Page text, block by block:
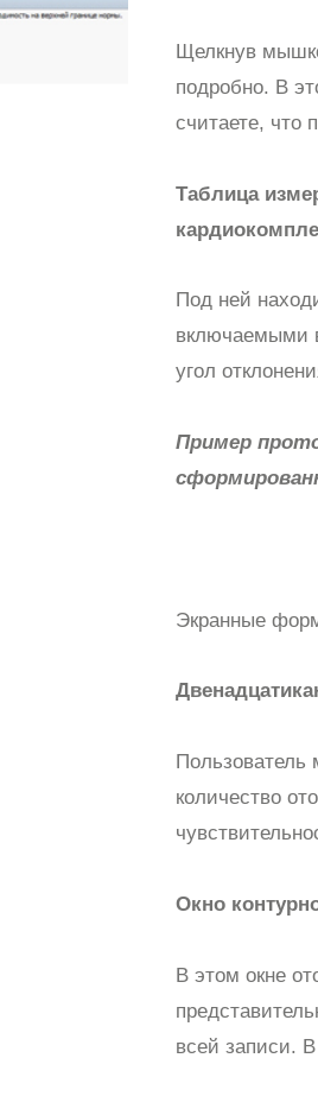
Щелкнув
подробно. В
считаете, что
Таблица
Под ней
включаемыми
угол
Пример
Экранные
Пользователь
количество
Окно
В этом окне
всей записи.